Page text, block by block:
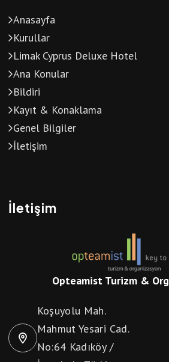
Anasayfa
Kurullar
Limak Cyprus Deluxe Hotel
Ana Konular
Bildiri
Kayıt & Konaklama
Genel Bilgiler
İletişim
İletişim
Opteamist Turizm &
Koşuyolu Mah.
Mahmut Yesari Cad.
No:64 Kadıköy /